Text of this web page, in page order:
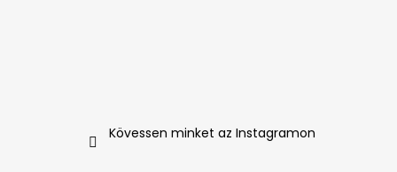
Kövessen minket az Instagramon